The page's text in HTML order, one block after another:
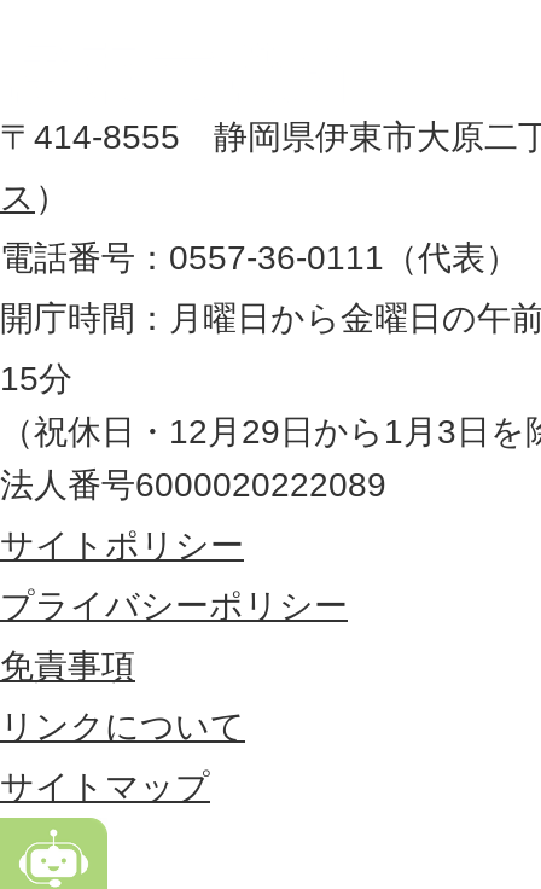
地
図
。
静
岡
県
の
最
東
部
に
置
す
る
市
。
所
〒414-8555 静岡県伊東市大原二
ス ）
電話番号：0557-36-0111（代表）
開庁時間：月曜日から金曜日の午
15分
（祝休日・12月29日から1月3日を
法人番号6000020222089
サイトポリシー
プライバシーポリシー
免責事項
リンクについて
サイトマップ